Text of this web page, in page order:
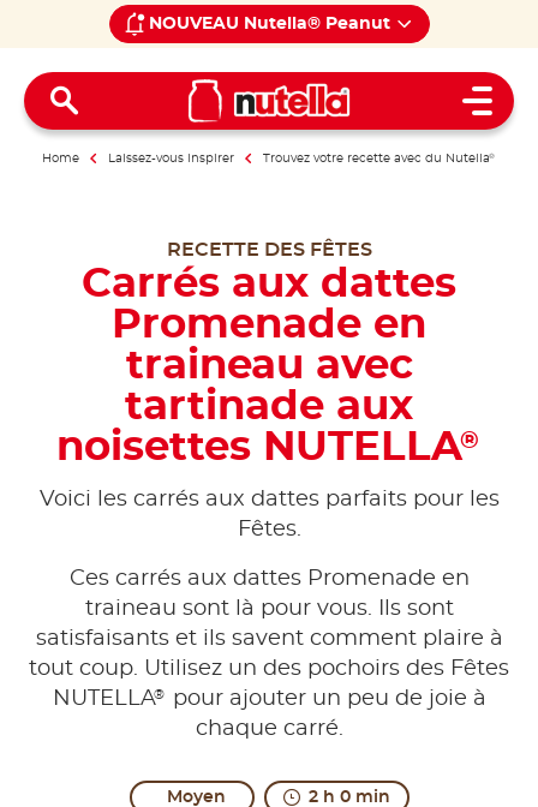
NOUVEAU Nutella® Peanut
Open
Home Laissez-vous inspirer Trouvez votre recette avec du Nutella®
RECETTE DES FÊTES
Carrés aux dattes
Promenade en
traineau avec
tartinade aux
noisettes NUTELLA®
Voici les carrés aux dattes parfaits pour les
Fêtes.
Ces carrés aux dattes Promenade en
traineau sont là pour vous. Ils sont
satisfaisants et ils savent comment plaire à
tout coup. Utilisez un des pochoirs des Fêtes
NUTELLA®
pour ajouter un peu de joie à
chaque carré.
Moyen 2 h 0 min